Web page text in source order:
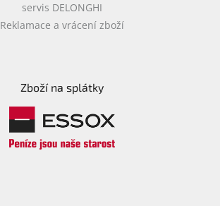
servis DELONGHI
Reklamace a vrácení zboží
Zboží na splátky